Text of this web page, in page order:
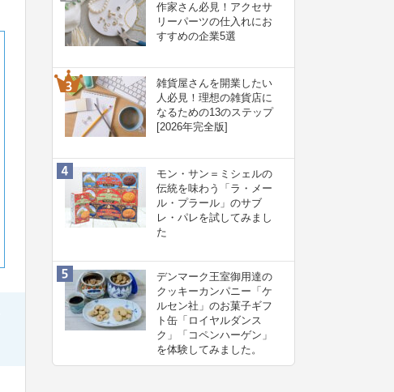
作家さん必見！アクセサ
リーパーツの仕入れにお
すすめの企業5選
雑貨屋さんを開業したい
人必見！理想の雑貨店に
なるための13のステップ
[2026年完全版]
モン・サン＝ミシェルの
伝統を味わう「ラ・メー
ル・プラール」のサブ
レ・パレを試してみまし
た
デンマーク王室御用達の
クッキーカンパニー「ケ
ルセン社」のお菓子ギフ
ト缶「ロイヤルダンス
ク」「コペンハーゲン」
を体験してみました。